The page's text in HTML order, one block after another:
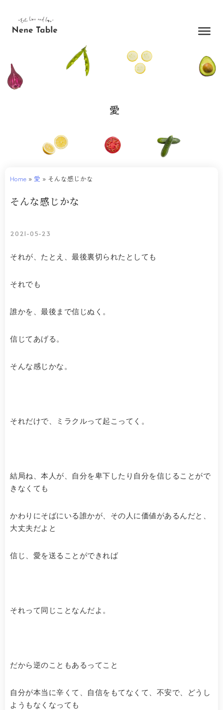
愛
Home » 愛 » そんな感じかな
そんな感じかな
2021-05-23
それが、たとえ、最後裏切られたとしても
それでも
誰かを、最後まで信じぬく。
信じてあげる。
そんな感じかな。
それだけで、ミラクルって起こってく。
結局ね、本人が、自分を卑下したり自分を信じることがで
きなくても
かわりにそばにいる誰かが、その人に価値があるんだと、
大丈夫だよと
信じ、愛を送ることができれば
それって同じことなんだよ。
だから逆のこともあるってこと
自分が本当に辛くて、自信をもてなくて、不安で、どうし
ようもなくなっても